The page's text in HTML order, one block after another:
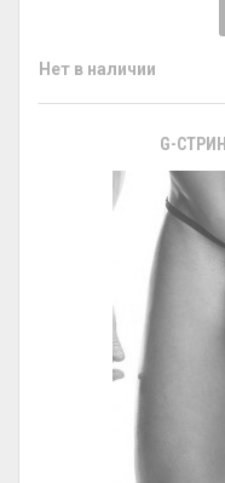
Нет в наличии
G-